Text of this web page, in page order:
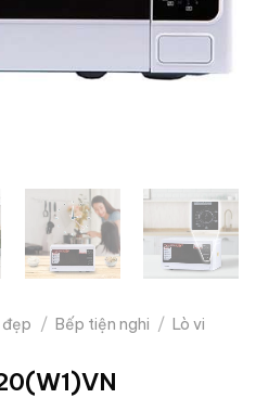
đẹp / Bếp tiện nghi / Lò vi